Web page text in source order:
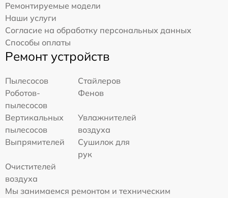
Ремонтируемые модели
Наши услуги
Согласие на обработку персональных данных
Способы оплаты
Ремонт устройств
Пылесосов
Стайлеров
Роботов-
пылесосов
Фенов
Вертикальных
пылесосов
Увлажнителей
воздуха
Выпрямителей
Сушилок для
рук
Очистителей
воздуха
Мы занимаемся ремонтом и техническим